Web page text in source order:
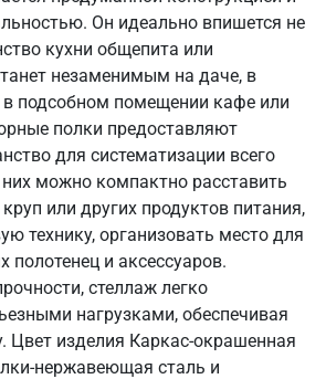
Он идеально впишется не
кухни общепита или
незаменимым на даче, в
подсобном помещении кафе или
полки предоставляют
для систематизации всего
можно компактно расставить
или других продуктов питания,
технику, организовать место для
полотенец и аксессуаров.
стеллаж легко
нагрузками, обеспечивая
Цвет изделия Каркас-окрашенная
нержавеющая сталь и